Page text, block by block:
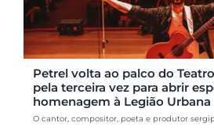
Petrel volta ao palco do
pela terceira vez para abrir
homenagem à Legião Urbana
O cantor, compositor, poeta e produtor